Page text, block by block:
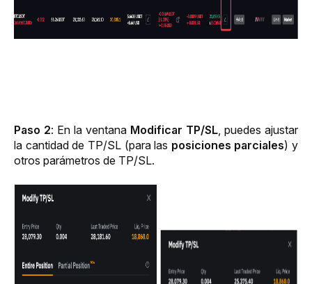
Paso 2: En la ventana Modificar TP/SL , puedes ajustar
la cantidad de TP/SL (para las posiciones parciales) y
otros parámetros de TP/SL.